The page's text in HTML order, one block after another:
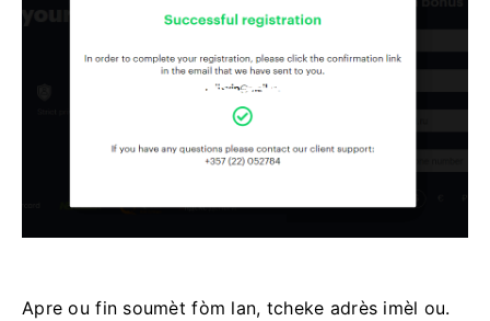
Apre ou fin soumèt fòm lan, tcheke adrès imèl ou.